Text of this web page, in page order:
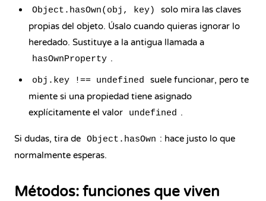
Object.hasOwn(obj, key)
solo mira las claves
propias del objeto. Úsalo cuando quieras ignorar lo
heredado. Sustituye a la antigua llamada a
hasOwnProperty .
obj.key !== undefined
suele funcionar, pero te
miente si una propiedad tiene asignado
explícitamente el valor
undefined .
Si dudas, tira de Object.hasOwn : hace justo lo que
normalmente esperas.
Métodos: funciones que viven